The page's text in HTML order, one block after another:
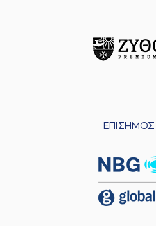
ΕΠΙΣΗΜΟΣ